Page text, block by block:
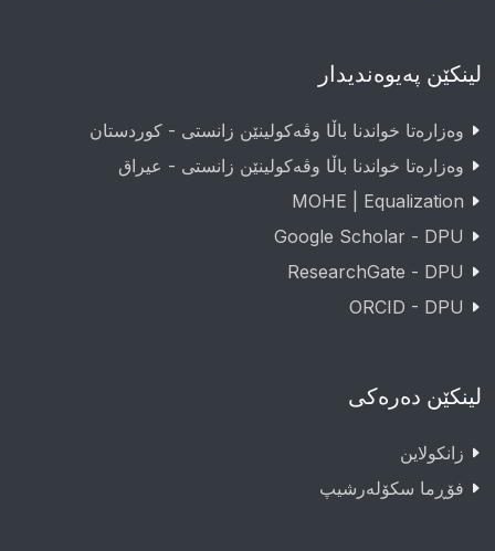
لینکێن پەیوەندیدار
وەزارەتا خواندنا باڵا وڤەکولینێن زانستی - کوردستان
وەزارەتا خواندنا باڵا وڤەکولینێن زانستی - عيراق
MOHE | Equalization
Google Scholar - DPU
ResearchGate - DPU
ORCID - DPU
لینکێن دەرەکی
زانکولاین
فۆڕما سکۆلەرشیپ